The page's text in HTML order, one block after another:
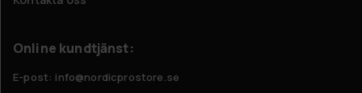
Online kundtjänst:
E-post: info@nordicprostore.se